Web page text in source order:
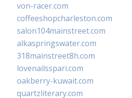
von-racer.com
coffeeshopcharleston.com
salon104mainstreet.com
alkaspringswater.com
318mainstreet8h.com
lovenailsspari.com
oakberry-kuwait.com
quartzliterary.com